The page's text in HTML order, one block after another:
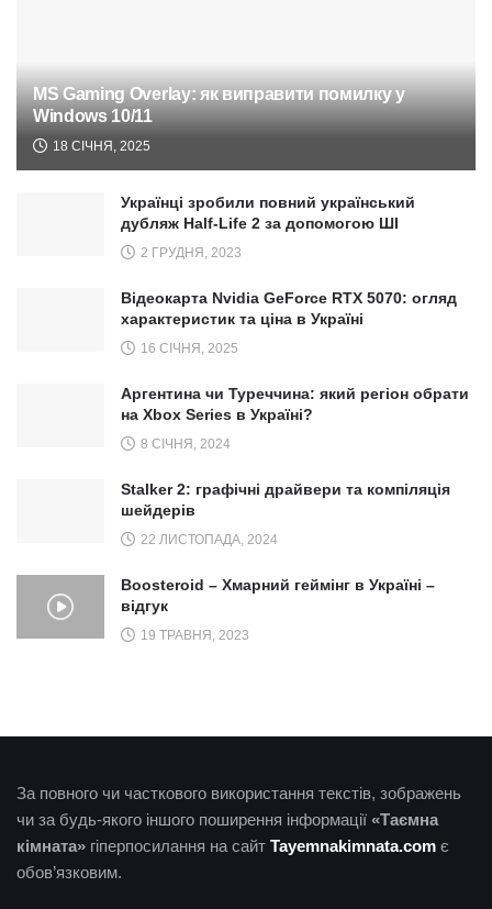
MS Gaming Overlay: як виправити помилку у
Windows 10/11
18 СІЧНЯ, 2025
Українці зробили повний український
дубляж Half-Life 2 за допомогою ШІ
2 ГРУДНЯ, 2023
Відеокарта Nvidia GeForce RTX 5070: огляд
характеристик та ціна в Україні
16 СІЧНЯ, 2025
Аргентина чи Туреччина: який регіон обрати
на Xbox Series в Україні?
8 СІЧНЯ, 2024
Stalker 2: графічні драйвери та компіляція
шейдерів
22 ЛИСТОПАДА, 2024
Boosteroid – Хмарний геймінг в Україні –
відгук
19 ТРАВНЯ, 2023
За повного чи часткового використання текстів, зображень
чи за будь-якого іншого поширення інформації «Таємна
кімната» гіперпосилання на сайт Tayemnakimnata.com є
обов’язковим.